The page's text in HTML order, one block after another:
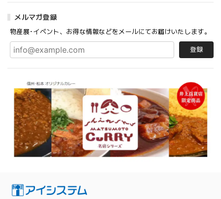
メルマガ登録
物産展･イベント、お得な情報などをメールにてお届けいたします。
登録